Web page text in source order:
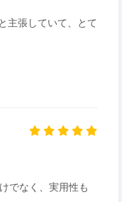
主張していて、とて
でなく、実用性も